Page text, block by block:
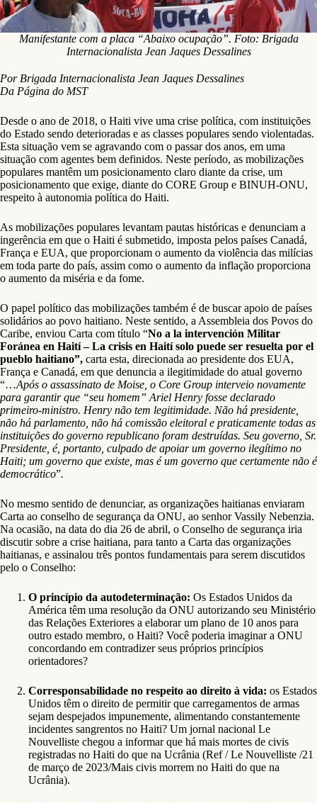
Manifestante com a placa “Abaixo ocupação”. Foto: Brigada
Internacionalista Jean Jaques Dessalines
Por Brigada Internacionalista Jean Jaques Dessalines
Da Página do MST
Desde o ano de 2018, o Haiti vive uma crise política, com instituições
do Estado sendo deterioradas e as classes populares sendo violentadas.
Esta situação vem se agravando com o passar dos anos, em uma
situação com agentes bem definidos. Neste período, as mobilizações
populares mantêm um posicionamento claro diante da crise, um
posicionamento que exige, diante do CORE Group e BINUH-ONU,
respeito à autonomia política do Haiti.
As mobilizações populares levantam pautas históricas e denunciam a
ingerência em que o Haiti é submetido, imposta pelos países Canadá,
França e EUA, que proporcionam o aumento da violência das milícias
em toda parte do país, assim como o aumento da inflação proporciona
o aumento da miséria e da fome.
O papel político das mobilizações também é de buscar apoio de países
solidários ao povo haitiano. Neste sentido, a Assembleia dos Povos do
Caribe, enviou Carta com título “No a la intervención Militar
Foránea en Haití – La crisis en Haití solo puede ser resuelta por el
pueblo haitiano”, carta esta, direcionada ao presidente dos EUA,
França e Canadá, em que denuncia a ilegitimidade do atual governo
“…Após o assassinato de Moise, o Core Group interveio novamente
para garantir que “seu homem” Ariel Henry fosse declarado
primeiro-ministro. Henry não tem legitimidade. Não há presidente,
não há parlamento, não há comissão eleitoral e praticamente todas as
instituições do governo republicano foram destruídas. Seu governo, Sr.
Presidente, é, portanto, culpado de apoiar um governo ilegítimo no
Haiti; um governo que existe, mas é um governo que certamente não é
democrático”.
No mesmo sentido de denunciar, as organizações haitianas enviaram
Carta ao conselho de segurança da ONU, ao senhor Vassily Nebenzia.
Na ocasião, na data do dia 26 de abril, o Conselho de segurança iria
discutir sobre a crise haitiana, para tanto a Carta das organizações
haitianas, e assinalou três pontos fundamentais para serem discutidos
pelo o Conselho:
O princípio da autodeterminação: Os Estados Unidos da
América têm uma resolução da ONU autorizando seu Ministério
das Relações Exteriores a elaborar um plano de 10 anos para
outro estado membro, o Haiti? Você poderia imaginar a ONU
concordando em contradizer seus próprios princípios
orientadores?
Corresponsabilidade no respeito ao direito à vida: os Estados
Unidos têm o direito de permitir que carregamentos de armas
sejam despejados impunemente, alimentando constantemente
incidentes sangrentos no Haiti? Um jornal nacional Le
Nouvelliste chegou a informar que há mais mortes de civis
registradas no Haiti do que na Ucrânia (Ref / Le Nouvelliste /21
de março de 2023/Mais civis morrem no Haiti do que na
Ucrânia).